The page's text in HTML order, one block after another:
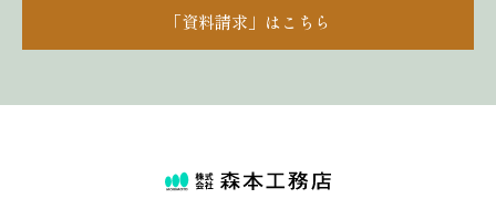
「資料請求」はこちら